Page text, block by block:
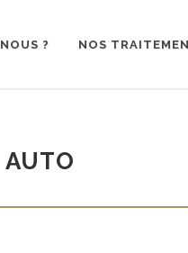
? NOS
AUTO